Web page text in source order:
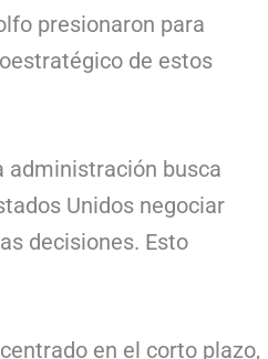
presionaron para
de estos
administración busca
Unidos negociar
decisiones. Esto
en el corto plazo,